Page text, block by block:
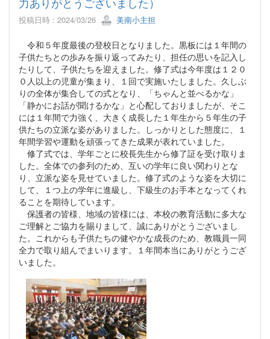
投稿日時 : 2024/03/26 美南小主担
令和５年度最後の登校日となりました。黒板には１年間の
子供たちとの歩みを振り返ってみたり、担任の思いを記入し
たりして、子供たちを迎えました。修了式は今年度は１２０
０人以上の児童が集まり、１回で実施いたしました。久しぶ
りの全体が集合しての式となり、「ちゃんと並べるかな」
「静かにお話が聞けるかな」と心配しておりましたが、そこ
には１年間で力強く、大きく成長した１年生から５年生の子
供たちの立派な姿がありました。しっかりとした態度に、１
年間学習や運動を頑張ってきた成果が表れていました。
修了式では、学年ごとに校長先生から修了証を受け取りま
した。全体での参列のため、互いの学年に良い関わりとな
り、立派な姿を見せていました。修了式のような姿を大切に
して、１つ上の学年に進級し、下級生のお手本となってくれ
ることを期待しています。
保護者の皆様、地域の皆様には、本校の教育活動に多大な
ご理解とご協力を賜りまして、誠にありがとうございまし
た。これからも子供たちの健やかな成長のため、教職員一同
全力で取り組んでまいります。１年間本当にありがとうござ
いました。